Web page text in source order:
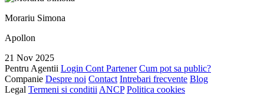
Morariu Simona
Apollon
21 Nov 2025
Pentru Agentii Login Cont Partener Cum pot sa public?
Companie Despre noi Contact Intrebari frecvente Blog
Legal Termeni si conditii ANCP Politica cookies